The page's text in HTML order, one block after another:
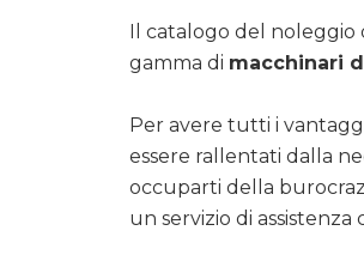
Il catalogo del noleggio
gamma di macchinari
Per avere tutti i
essere rallentati dalla
occuparti della
un servizio di